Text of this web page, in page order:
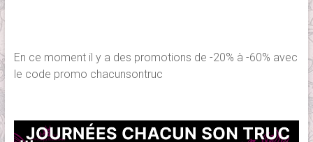
En ce moment il y a des promotions de -20% à -60% avec
le code promo chacunsontruc